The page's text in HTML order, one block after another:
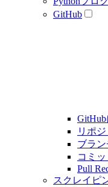
GitHub
リポ
ブラン
コミッ
Pull
スクレイピ